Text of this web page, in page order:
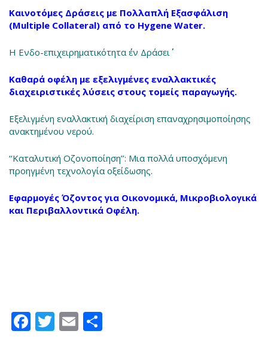
Καινοτόμες Δράσεις με Πολλαπλή Εξασφάλιση
(Multiple Collateral) από το Hygene Water.
Η Ενδο-επιχειρηματικότητα ΄΄εν Δράσει΄΄
Καθαρά οφέλη με εξελιγμένες εναλλακτικές
διαχειριστικές λύσεις στους τομείς παραγωγής.
Εξελιγμένη εναλλακτική διαχείριση επαναχρησιμοποίησης
ανακτημένου νερού.
‘‘Καταλυτική Οζονοποίηση’’: Μια πολλά υποσχόμενη
προηγμένη τεχνολογία οξείδωσης.
Εφαρμογές Όζοντος για Οικονομικά, Μικροβιολογικά
και Περιβαλλοντικά Οφέλη.
Facebook
Twitter
Email